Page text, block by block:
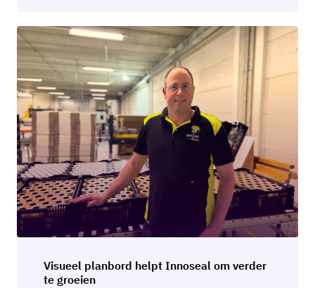
Visueel planbord helpt Innoseal om verder
te groeien